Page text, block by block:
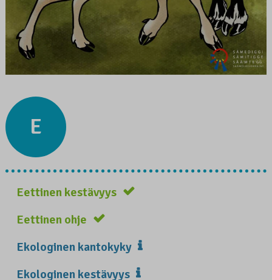
E
Eettinen kestävyys
Eettinen ohje
Ekologinen kantokyky
Ekologinen kestävyys